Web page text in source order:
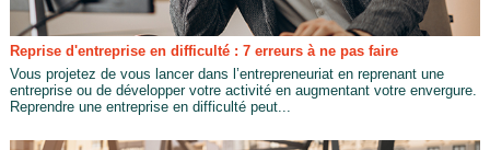
Reprise d'entreprise en difficulté : 7 erreurs à ne pas faire
Vous projetez de vous lancer dans l’entrepreneuriat en reprenant une
entreprise ou de développer votre activité en augmentant votre envergure.
Reprendre une entreprise en difficulté peut...